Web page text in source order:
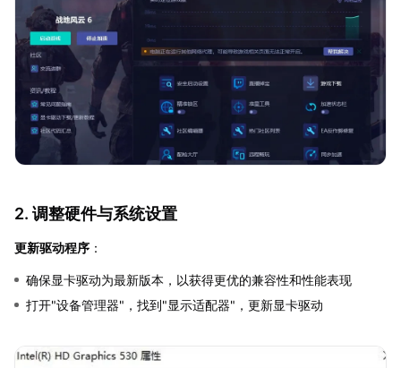
2. 调整硬件与系统设置
更新驱动程序 ：
确保显卡驱动为最新版本，以获得更优的兼容性和性能表现
打开"设备管理器"，找到"显示适配器"，更新显卡驱动